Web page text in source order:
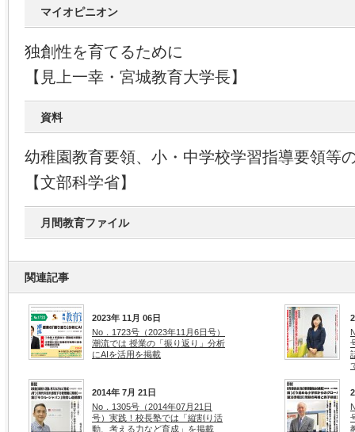
マイオピニオン
独創性を育てるために
【見上一幸・宮城教育大学長】
資料
幼稚園教育要領、小・中学校学習指導要領等
【文部科学省】
月間教育ファイル
関連記事
2023年 11月 06日
No．1723号（2023年11月6日号）
潮流では 授業の「振り返り」分析
にAIを活用を掲載
2014年 7月 21日
No．1305号（2014年07月21日
号）実践！校長塾では「縦割り活
動、考える力など育成」を掲載